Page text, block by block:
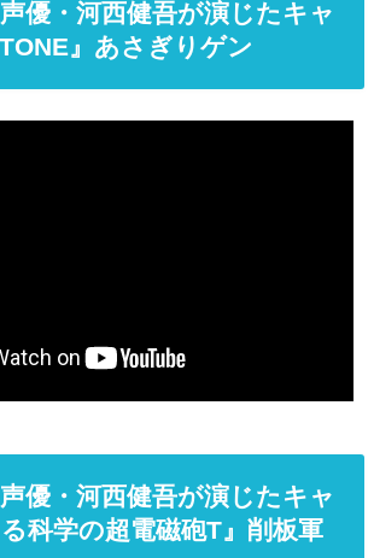
優・河西健吾が演じたキャ
』あさぎりゲン
優・河西健吾が演じたキャ
科学の超電磁砲T』削板軍